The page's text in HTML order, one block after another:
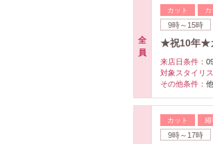
全
員
カット カ
9時～15時
★祝10年★
来店日条件：
対象スタイリス
その他条件：
カット 縮
9時～17時